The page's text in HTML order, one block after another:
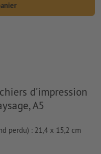
d'impression
A5
perdu) : 21,4 x 15,2 cm